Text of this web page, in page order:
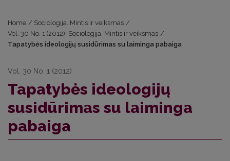
Home / Sociologija. Mintis ir veiksmas /
Vol. 30 No. 1 (2012): Sociologija. Mintis ir veiksmas /
Tapatybės ideologijų susidūrimas su laiminga pabaiga
Vol. 30 No. 1 (2012)
Tapatybės ideologijų
susidūrimas su laiminga
pabaiga